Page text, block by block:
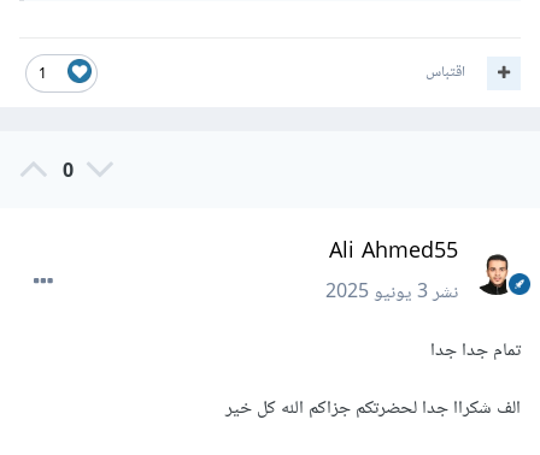
1 اقتباس
0
Ali Ahmed55
نشر3 يونيو 2025
تمام جدا جدا
الف شكراا جدا لحضرتكم جزاكم الله كل خير